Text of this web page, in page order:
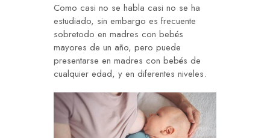
Como casi no se habla casi no se ha
estudiado, sin embargo es frecuente
sobretodo en madres con bebés
mayores de un año, pero puede
presentarse en madres con bebés de
cualquier edad, y en diferentes niveles.